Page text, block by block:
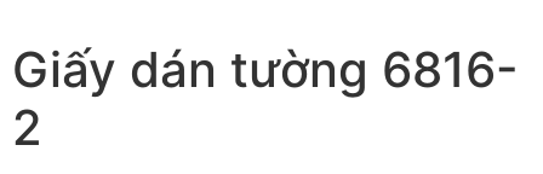
Giấy dán tường 6816-
2